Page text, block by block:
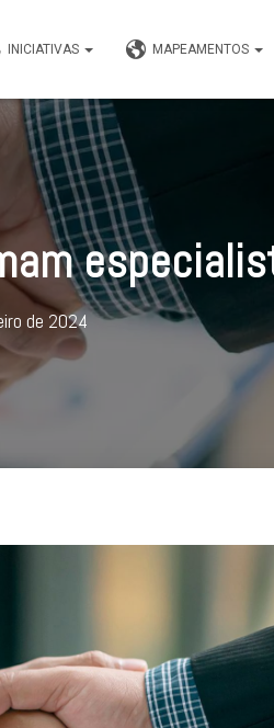
INICIATIVAS MAPEAMENTOS
de 2024